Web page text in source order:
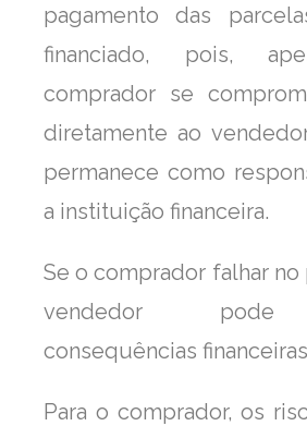
pagamento das
financiado, pois,
comprador se
diretamente ao
permanece como
a instituição financeira.
Se o comprador falhar no
vendedor pode
consequências
Para o comprador, os